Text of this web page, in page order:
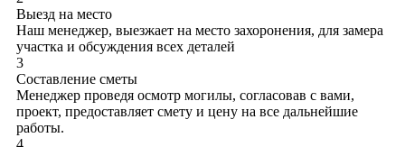
Выезд на место
Наш менеджер, выезжает на место захоронения, для замера
участка и обсуждения всех деталей
3
Составление сметы
Менеджер проведя осмотр могилы, согласовав с вами,
проект, предоставляет смету и цену на все дальнейшие
работы.